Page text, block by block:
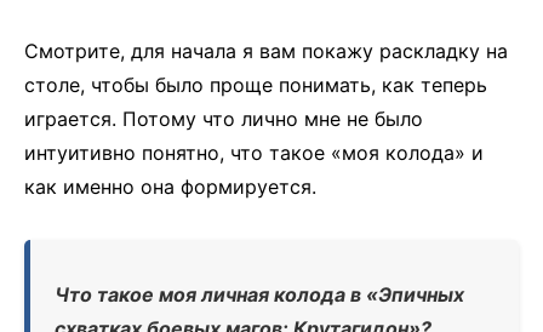
Смотрите, для начала я вам покажу раскладку на
столе, чтобы было проще понимать, как теперь
играется. Потому что лично мне не было
интуитивно понятно, что такое «моя колода» и
как именно она формируется.
Что такое моя личная колода в «Эпичных